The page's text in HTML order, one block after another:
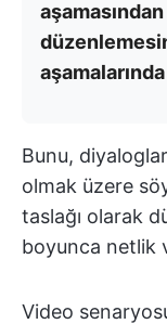
Bunu,
olmak üzere
taslağı olarak
boyunca netlik
Video